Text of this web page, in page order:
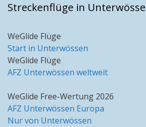
Streckenflüge in
WeGlide Flüge
Start in Unterwössen
WeGlide Flüge
AFZ Unterwössen weltweit
WeGlide Free-Wertung 2026
AFZ Unterwössen Europa
Nur von Unterwössen